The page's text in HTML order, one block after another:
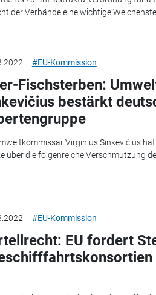
der Verbände eine wichtige
#EU-Kommission
Fischsterben:
bestärkt
Virginius Sinkevičius
über die folgenreiche Verschmutzung
#EU-Kommission
EU fordert